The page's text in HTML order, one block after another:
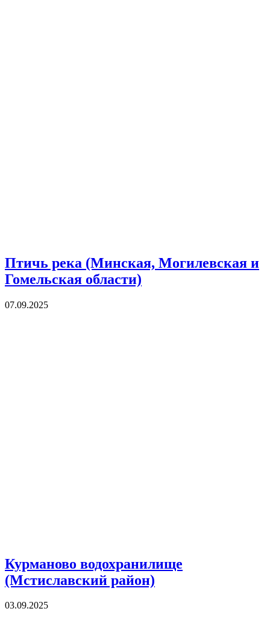
Птичь река (Минская, Могилевская и
Гомельская области)
07.09.2025
Курманово водохранилище
(Мстиславский район)
03.09.2025